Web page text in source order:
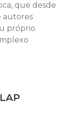
que desde
autores
próprio